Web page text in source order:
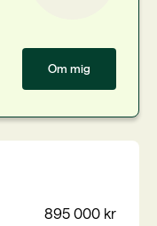
Om mig
895 000 kr